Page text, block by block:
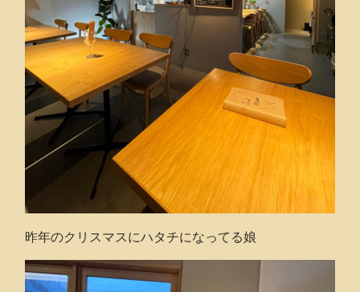
昨年のクリスマスにハタチになってる娘